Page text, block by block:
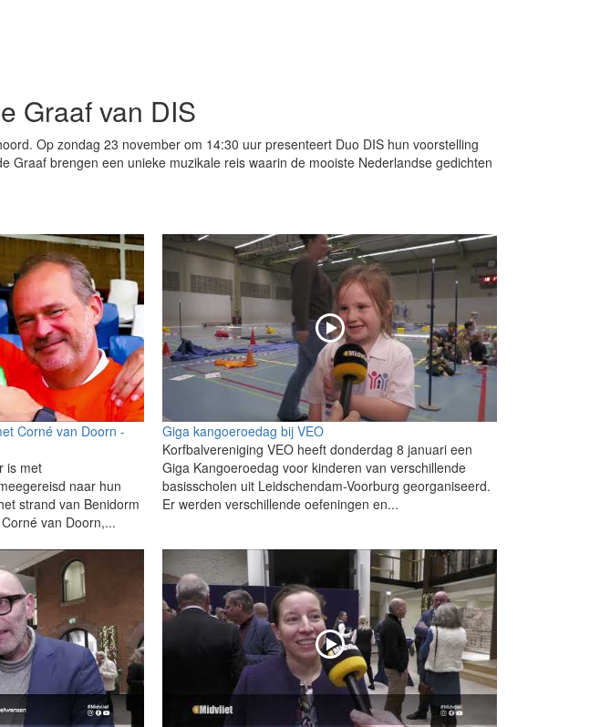
Graaf van DIS
Op zondag 23 november om 14:30 uur presenteert Duo DIS hun voorstelling
Graaf brengen een unieke muzikale reis waarin de mooiste Nederlandse gedichten
Corné van Doorn -
is met
naar hun
strand van Benidorm
van Doorn,...
Giga kangoeroedag bij VEO
Korfbalvereniging VEO heeft donderdag 8 januari een
Giga Kangoeroedag voor kinderen van verschillende
basisscholen uit Leidschendam-Voorburg georganiseerd.
Er werden verschillende oefeningen en...